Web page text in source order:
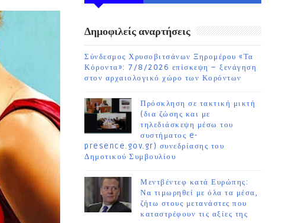
Δημοφιλείς αναρτήσεις
Σύνδεσμος Χρυσοβιτσάνων Ξηρομέρου «Τα
Κόροντα»: 7/8/2026 επίσκεψη – ξενάγηση
στον αρχαιολογικό χώρο των Κορόντων
Πρόσκληση σε τακτική μικτή
(δια ζώσης και με
τηλεδιάσκεψη μέσω του
συστήματος e-
presence.gov.gr) συνεδρίασης του
Δημοτικού Συμβουλίου
Μεντβέντεφ κατά Ευρώπης:
Να τιμωρηθεί με όλα τα μέσα,
ζήτω στους μετανάστες που
καταστρέφουν τις αξίες της